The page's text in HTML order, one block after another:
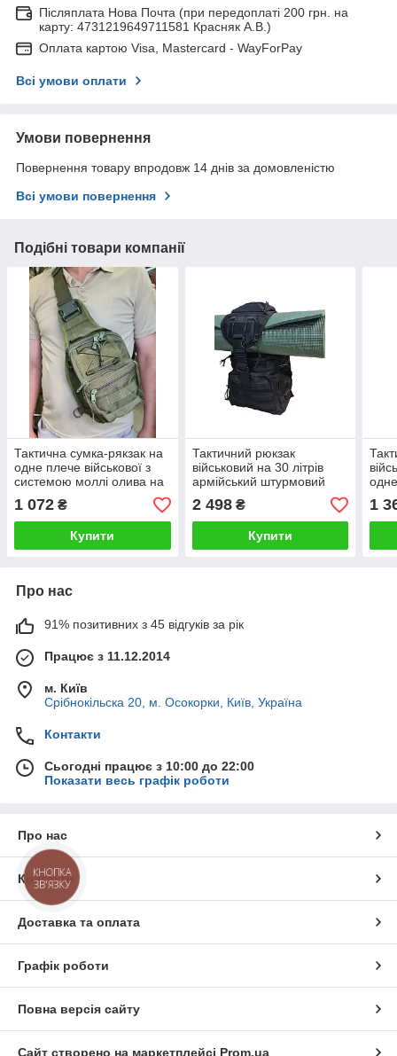
Післяплата Нова Почта (при передоплаті 200 грн. на
карту: 4731219649711581 Красняк А.В.)
Оплата картою Visa, Mastercard - WayForPay
Всі умови оплати
Умови повернення
Повернення товару впродовж 14 днів за домовленістю
Всі умови повернення
Подібні товари компанії
Тактична сумка-рякзак на
одне плече військової з
системою моллі олива на
1 072 ₴
Купити
Тактичний рюкзак
військовий на 30 літрів
армійський штурмовий
ВСУ чорний
2 498₴
Купити
1
Про нас
91% позитивних з 45 відгуків за рік
Працює з 11.12.2014
м. Київ
Срібнокільска 20, м. Осокорки, Київ, Україна
Контакти
Сьогодні працює з 10:00 до 22:00
Показати весь графік роботи
Про нас
Контакти
Доставка та оплата
Графік роботи
Повна версія сайту
Сайт створено на маркетплейсі Prom.ua
КНОПКА
ЗВ'ЯЗКУ